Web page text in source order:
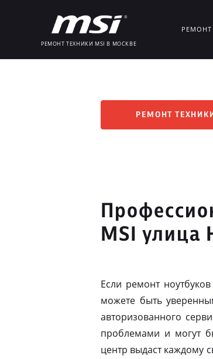
РЕМОНТ ТЕХНИКИ MSI В МОСКВЕ
РЕМОНТ
РЕМОНТ ТЕХНИКИ
MSI улица
Если ремонт
можете быть
авторизованного
проблемами и могут
центр выдаст каждому